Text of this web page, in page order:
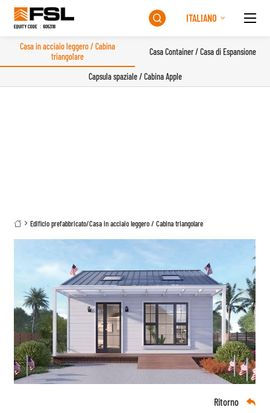
 ITALIANO
Casa in acciaio leggero / Cabina
triangolare
Casa Container / Casa di Espansione
Capsula spaziale / Cabina Apple
 Edificio prefabbricato/Casa in acciaio leggero / Cabina triangolare
Ritorno 